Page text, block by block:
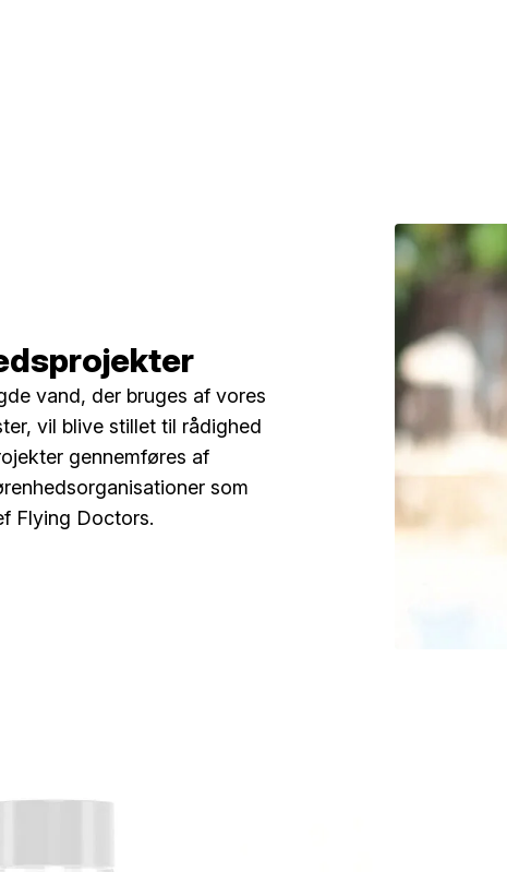
vand, der bruges af vores
vil blive stillet til rådighed
gennemføres af
som
Flying Doctors.